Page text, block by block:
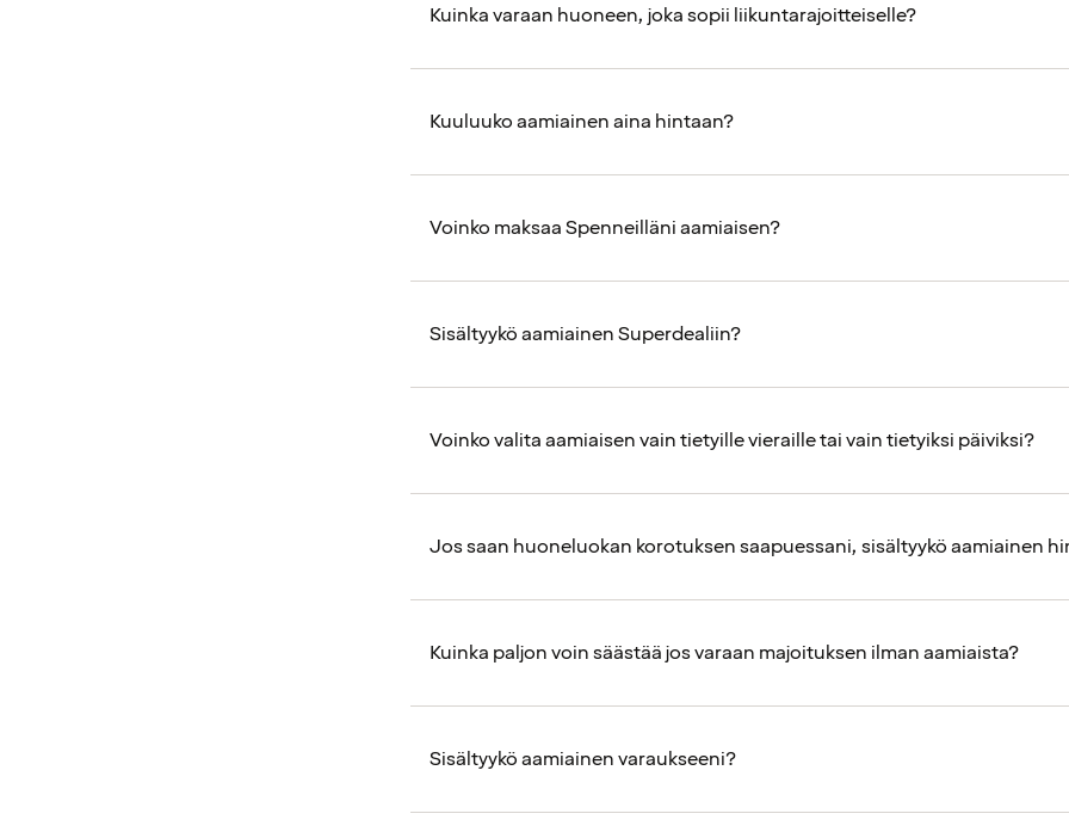
Kuinka varaan huoneen, joka sopii liikuntarajoitteiselle?
Kuuluuko aamiainen aina hintaan?
Voinko maksaa Spenneilläni aamiaisen?
Sisältyykö aamiainen Superdealiin?
Voinko valita aamiaisen vain tietyille vieraille tai vain tietyiksi päiviksi?
Jos saan huoneluokan korotuksen saapuessani, sisältyykö aamiainen
Kuinka paljon voin säästää jos varaan majoituksen ilman aamiaista?
Sisältyykö aamiainen varaukseeni?